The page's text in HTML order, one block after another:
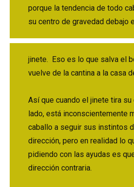
porque la tendencia de todo
su centro de gravedad debajo
jinete. Eso es lo que salva el
vuelve de la cantina a la casa
Así que cuando el jinete tira su
lado, está inconscientemente
caballo a seguir sus instintos
dirección, pero en realidad lo
pidiendo con las ayudas es
dirección contraria.